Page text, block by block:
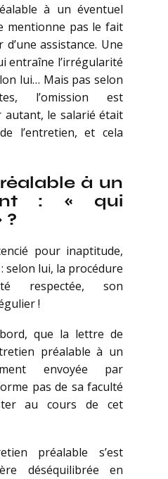
à un éventuel
mentionne pas le fait
assistance. Une
entraîne l’irrégularité
lui… Mais pas selon
l’omission est
autant, le salarié était
l’entretien, et cela
à un
: « qui
?
pour inaptitude,
selon lui, la procédure
respectée, son
!
que la lettre de
préalable à un
envoyée par
pas de sa faculté
au cours de cet
préalable s’est
déséquilibrée en